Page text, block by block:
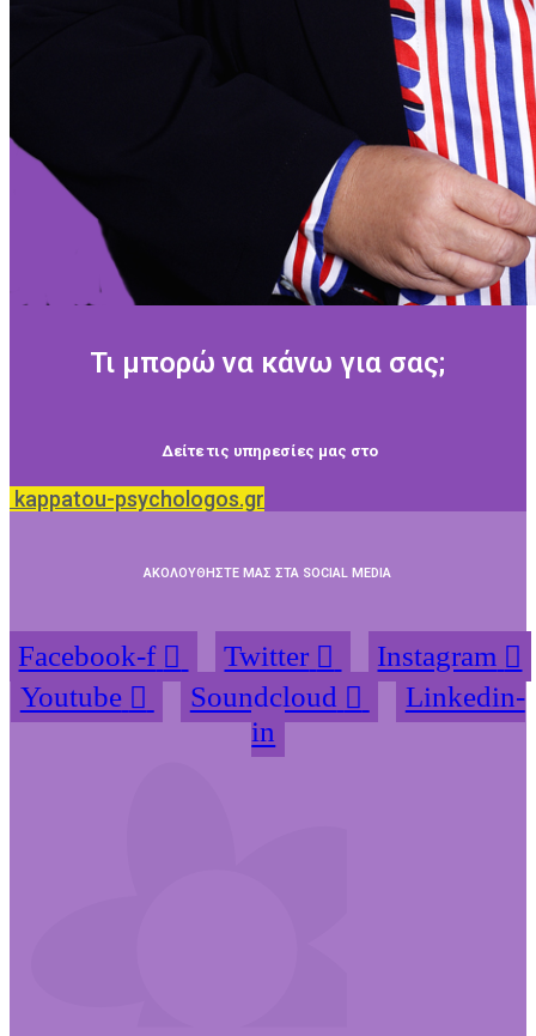
Τι μπορώ να κάνω για σας;
Δείτε τις υπηρεσίες μας στο
kappatou-psychologos.gr
ΑΚΟΛΟΥΘΗΣΤΕ ΜΑΣ ΣΤΑ SOCIAL MEDIA
Facebook-f Twitter
Instagram
Youtube
Soundcloud
Linkedin-
in